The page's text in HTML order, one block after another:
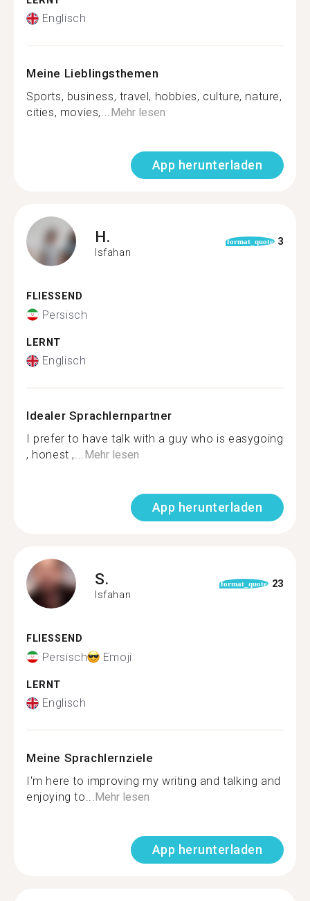
Englisch
Meine Lieblingsthemen
Sports, business, travel, hobbies, culture, nature,
cities, movies,...Mehr lesen
App herunterladen
H.
Isfahan
format_quote 3
FLIESSEND
Persisch
LERNT
Englisch
Idealer Sprachlernpartner
I prefer to have talk with a guy who is easygoing
, honest ,...Mehr lesen
App herunterladen
S.
Isfahan
format_quote 23
FLIESSEND
Persisch Emoji
LERNT
Englisch
Meine Sprachlernziele
I'm here to improving my writing and talking and
enjoying to...Mehr lesen
App herunterladen